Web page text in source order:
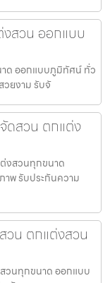
สวน ออกแบบ
ด ออกแบบภูมิทัศน์ ทั่ว
วยงาม รับจั
ดสวน ตกแต่ง
งสวนทุกขนาด
พ รับประกันความ
น ตกแต่งสวน
วนทุกขนาด ออกแบบ